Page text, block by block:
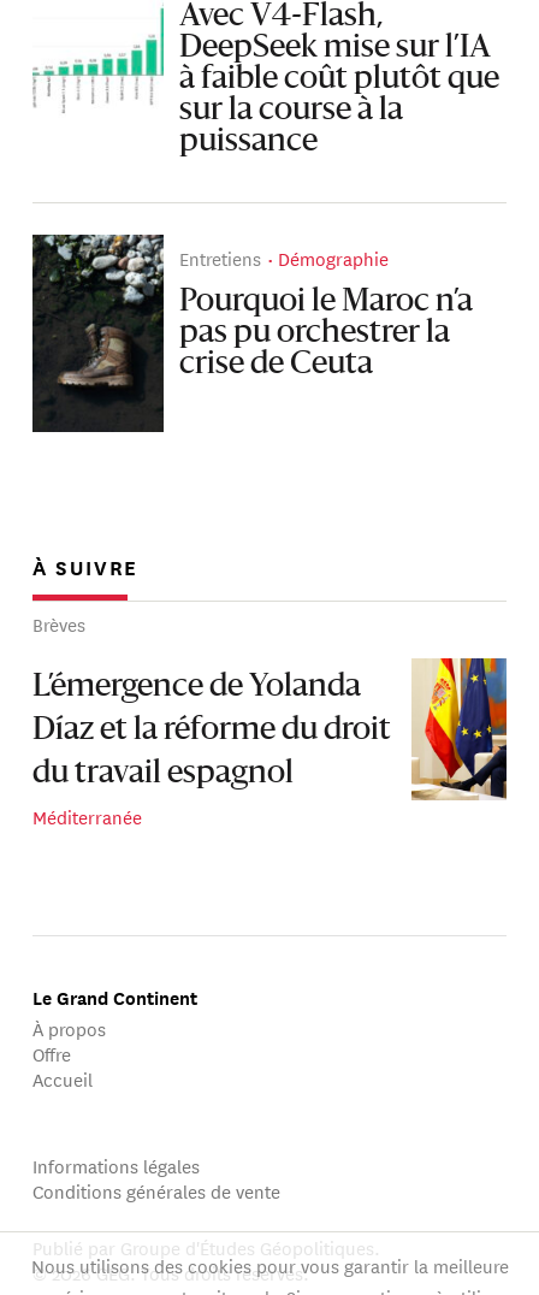
Avec V4-Flash,
DeepSeek mise sur l’IA
à faible coût plutôt que
sur la course à la
puissance
Entretiens Démographie
Pourquoi le Maroc n’a
pas pu orchestrer la
crise de Ceuta
À SUIVRE
Brèves
L’émergence de Yolanda
Díaz et la réforme du droit
du travail espagnol
Méditerranée
Le Grand Continent
À propos
Offre
Accueil
Informations légales
Conditions générales de vente
Publié par Groupe d'Études Géopolitiques.
© 2026 GEG. Tous droits réservés.
Nous utilisons des cookies pour vous garantir la meilleure